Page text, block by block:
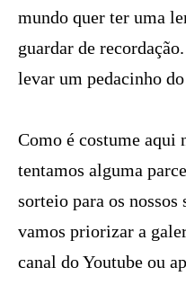
mundo quer ter uma
guardar de
levar um pedacinho
Como é costume aqui
tentamos alguma
sorteio para os nossos
vamos priorizar a
canal do Youtube ou